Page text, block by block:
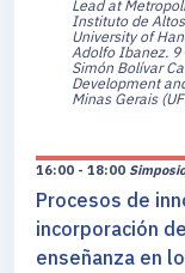
Lead at
Instituto de
University of
Adolfo Ibanez.
Simón Bolívar
Development
Minas Gerais
16:00 - 18:00 Simposio
Procesos de
incorporación
enseñanza en